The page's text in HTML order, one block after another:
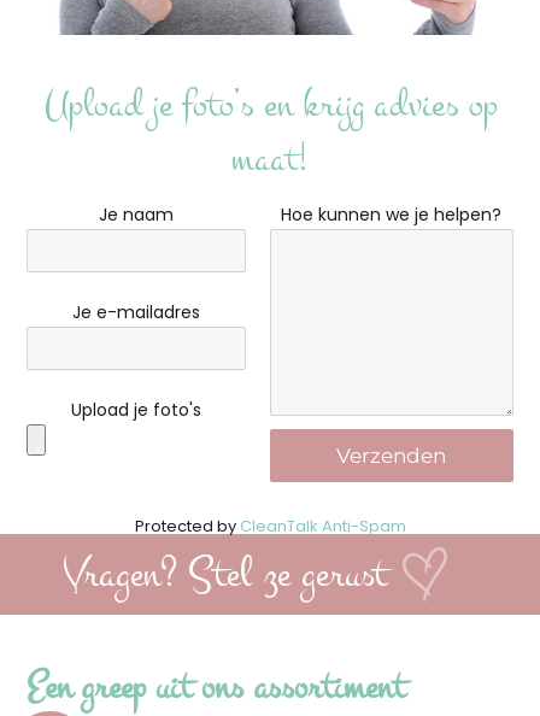
Upload je foto’s en krijg advies op
maat!
Je naam
Je e-mailadres
Upload je foto's
Hoe kunnen we je helpen?
Protected by CleanTalk Anti-Spam
Vragen? Stel ze gerust
Een greep uit ons assortiment